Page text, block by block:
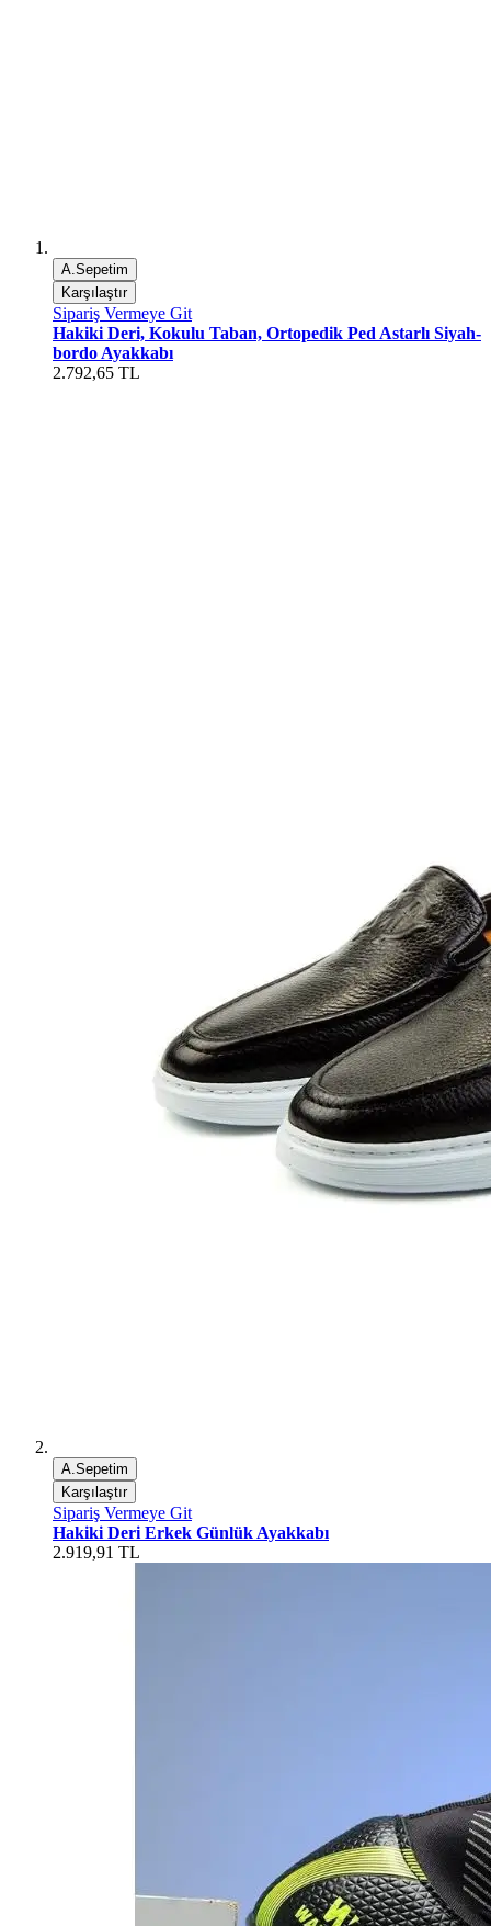
A.Sepetim
Karşılaştır
Sipariş Vermeye Git
Hakiki Deri, Kokulu Taban, Ortopedik Ped Astarlı Siyah-
bordo Ayakkabı
2.792,65 TL
A.Sepetim
Karşılaştır
Sipariş Vermeye Git
Hakiki Deri Erkek Günlük Ayakkabı
2.919,91 TL